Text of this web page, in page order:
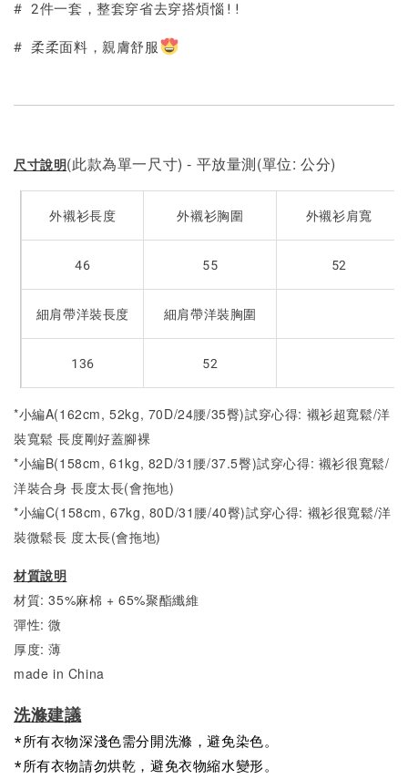
# 2件一套，整套穿省去穿搭煩惱!!
# 柔柔面料，親膚舒服
尺寸說明(此款為單一尺寸) - 平放量測(單位: 公分)
外襯衫長度 外襯衫胸圍 外襯衫肩寬
46 55 52
細肩帶洋裝長度 細肩帶洋裝胸圍
136 52
*小編A(162cm, 52kg, 70D/24腰/35臀)試穿心得: 襯衫超寬鬆/洋
裝寬鬆 長度剛好蓋腳裸
*小編B(158cm, 61kg, 82D/31腰/37.5臀)試穿心得: 襯衫很寬鬆/
洋裝合身 長度太長(會拖地)
*小編C(158cm, 67kg, 80D/31腰/40臀)試穿心得: 襯衫很寬鬆/洋
裝微鬆長 度太長(會拖地)
材質說明
材質: 35%麻棉 + 65%聚酯纖維
彈性: 微
厚度: 薄
made in China
洗滌建議
*所有衣物深淺色需分開洗滌，避免染色。
*所有衣物請勿烘乾，避免衣物縮水變形。